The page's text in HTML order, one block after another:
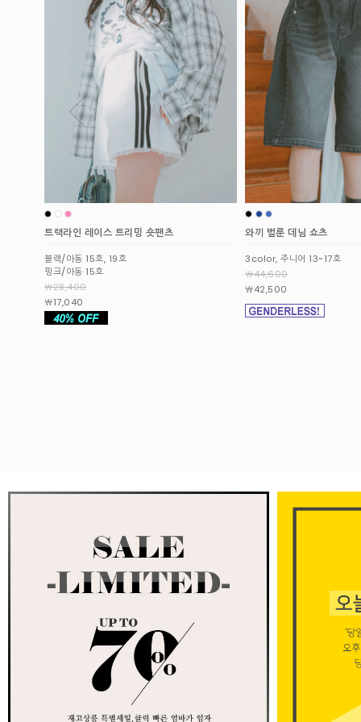
와끼 벌룬 데님 쇼츠
3color, 주니어 13~17호
￦44,600
￦42,500
패널드 데님 버뮤다팬츠
2color, 주니어 11~19호
￦44,600
￦42,500